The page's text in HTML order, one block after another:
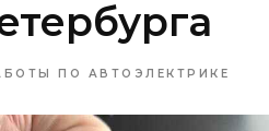
ПО АВТОЭЛЕКТРИКЕ